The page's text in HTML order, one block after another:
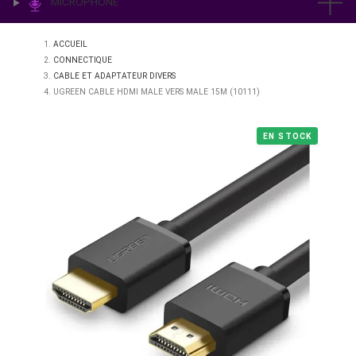
IMPRESSION & LABO
MICROPHONE
UGREEN CABLE HDMI MALE VERS MALE 15M (10111)